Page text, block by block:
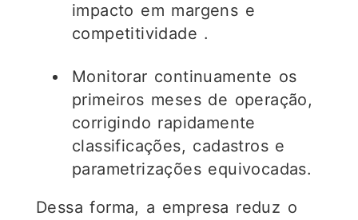
impacto em margens e
competitividade .
Monitorar continuamente os
primeiros meses de operação,
corrigindo rapidamente
classificações, cadastros e
parametrizações equivocadas.
Dessa forma, a empresa reduz o